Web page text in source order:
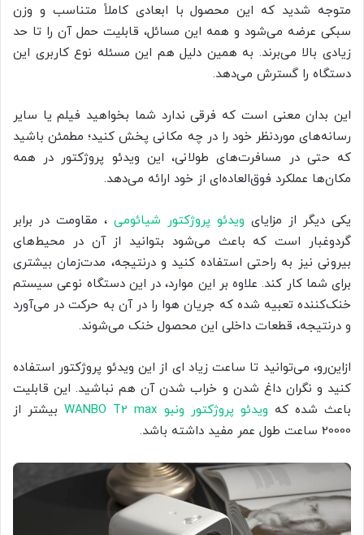
متوجه شدید که این محصول با ابعادی کاملاً متناسب و وزن
سبکی عرضه می‌شود و همه این مسائل، قابلیت حمل آن را تا حد
زیادی بالا می‌برند. به همین دلیل هم این مسئله نوع کاربری این
دستگاه را گسترش می‌دهد.
این بدان معنی است که فرقی ندارد شما بخواهید فیلم یا سایر
رسانه‌های موردنظر خود را در چه مکانی پخش کنید؛ مطمئن باشید
که حتی در مسافرت‌های طولانی، این ویدئو پروژکتور در همه
مکان‌ها عملکرد فوق‌العاده‌ای از خود ارائه می‌دهد.
یکی دیگر از مزایای ویدئو پروژکتور شیائومی ، مقاومت در برابر
گردوغبار است که باعث می‌شود بتوانید از آن در محیط‌های
بیرونی نیز به راحتی استفاده کنید و درنتیجه، مدت‌زمان بیشتری
برای شما کار کند. علاوه بر این موارد، در این دستگاه نوعی سیستم
خنک‌کننده تعبیه شده که جریان هوا را در آن به حرکت در می‌آورد
و درنتیجه، قطعات داخلی این محصول خنک می‌شوند.
ازاین‌رو، می‌توانید تا ساعت زیاد ای از این ویدئو پروژکتور استفاده
کنید و نگران داغ شدن و خراب شدن آن هم نباشید. این قابلیت
باعث شده که ویدئو پروژکتور ونبو WANBO T2 max
بیشتر از
20000 ساعت طول عمر مفید داشته باشد.